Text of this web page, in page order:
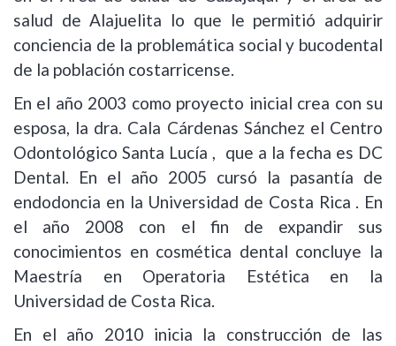
salud de Alajuelita lo que le permitió adquirir
conciencia de la problemática social y bucodental
de la población costarricense.
En el año 2003 como proyecto inicial crea con su
esposa, la dra. Cala Cárdenas Sánchez el Centro
Odontológico Santa Lucía , que a la fecha es DC
Dental. En el año 2005 cursó la pasantía de
endodoncia en la Universidad de Costa Rica . En
el año 2008 con el fin de expandir sus
conocimientos en cosmética dental concluye la
Maestría en Operatoria Estética en la
Universidad de Costa Rica.
En el año 2010 inicia la construcción de las